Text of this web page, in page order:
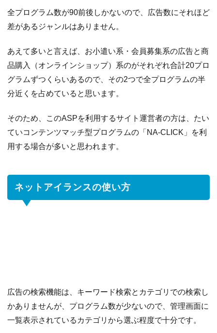
ト
ア
ラ
ン
ス
記
ま
と
め
につい
て
4.1
ッ
ク
単
価
全プログラム数が90前後しかないので、広告数にそれほど
差があるジャンルはありません。
あえて多いと言えば、お小遣い系・会員募集系の広告と商
品購入（オンラインショップ）系のがそれぞれ合計20プロ
グラムずつくらいあるので、その2つで全プログラムの半
分近くを占めていると思います。
そのため、このASPを利用するサイト運営者の方は、たい
ていコンテンツマッチ型プログラムの「NA-CLICK」を利
用する場合が多いと思われます。
ネットアイランスの使い方
広告の検索機能は、キーワード検索とカテゴリでの検索し
かありませんが、プログラム数が少ないので、管理画面に
一覧表示されているカテゴリから選ぶ程度で十分です。